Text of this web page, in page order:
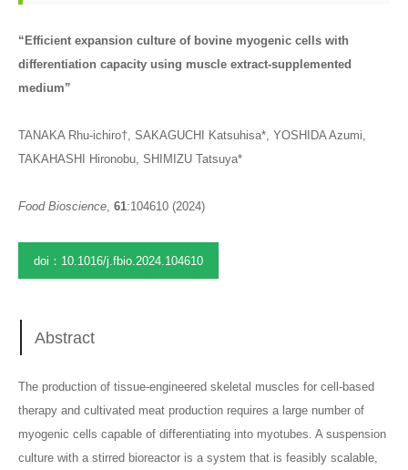
“Efficient expansion culture of bovine myogenic cells with
differentiation capacity using muscle extract-supplemented
medium”
TANAKA Rhu-ichiro†, SAKAGUCHI Katsuhisa*, YOSHIDA Azumi,
TAKAHASHI Hironobu, SHIMIZU Tatsuya*
Food Bioscience, 61:104610 (2024)
doi：10.1016/j.fbio.2024.104610
Abstract
The production of tissue-engineered skeletal muscles for cell-based
therapy and cultivated meat production requires a large number of
myogenic cells capable of differentiating into myotubes. A suspension
culture with a stirred bioreactor is a system that is feasibly scalable,